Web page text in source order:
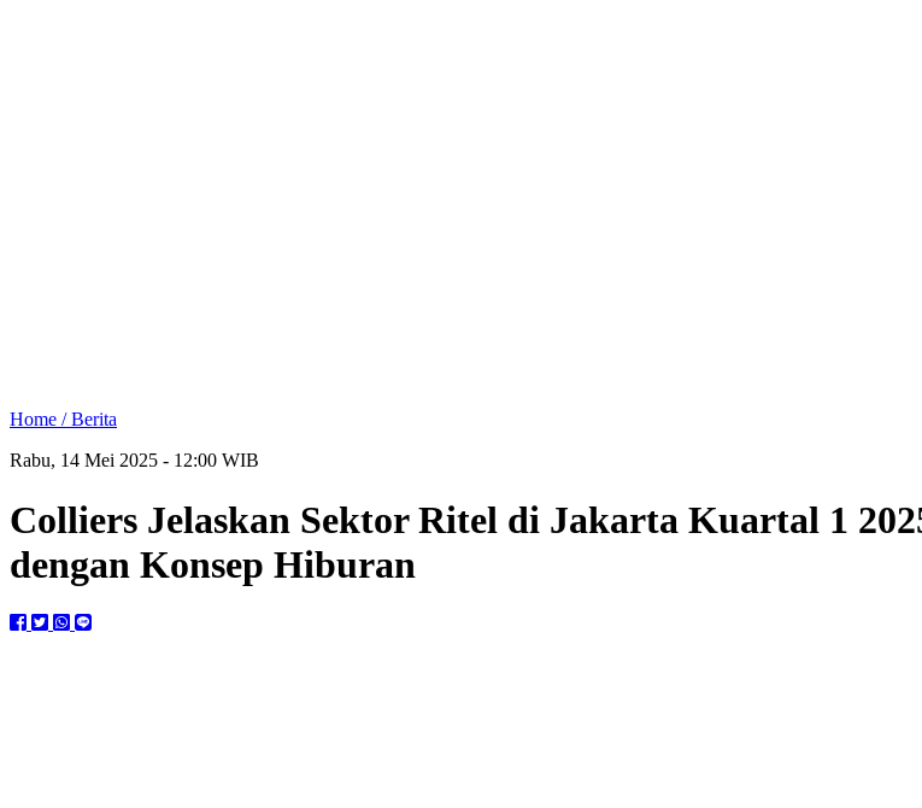
Home /Berita
Rabu, 14 Mei 2025 - 12:00 WIB
Colliers Jelaskan Sektor Ritel di Jakarta Kuartal 1
dengan Konsep Hiburan